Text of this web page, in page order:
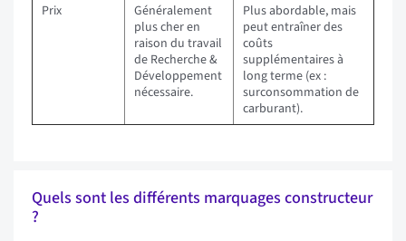
Prix
Généralement
plus cher en
raison du travail
de Recherche &
Développement
nécessaire.
Plus abordable, mais
peut entraîner des
coûts
supplémentaires à
long terme (ex :
surconsommation de
carburant).
Quels sont les différents marquages constructeur
?